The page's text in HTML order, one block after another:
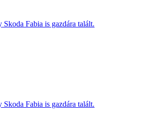
Fabia is gazdára talált.
Fabia is gazdára talált.